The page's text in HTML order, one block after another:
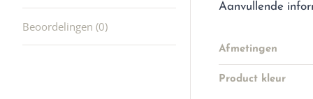
Beoordelingen (0)
Aanvullende
Afmetingen
Product kleur